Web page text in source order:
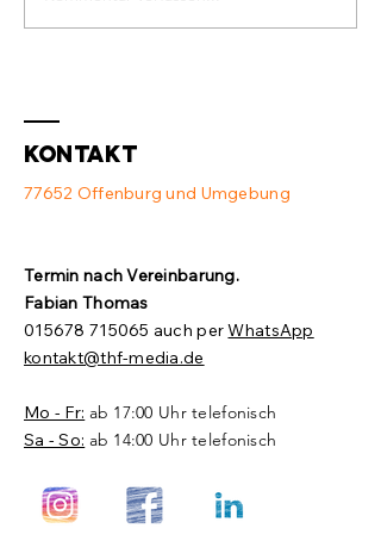
Switch und
Kontakt
77652 Offenburg und Umgebung
Termin nach Vereinbarung.​
Fabian Thomas
015678 715065 auch perWhatsApp
kontakt@thf-media.de
Mo - Fr: ab 17:00 Uhr telefonisch
Sa - So: ab 14:00 Uhr telefonisch